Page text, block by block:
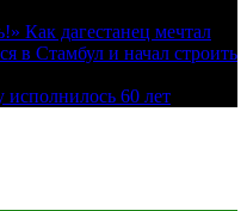
Как дагестанец мечтал
в Стамбул и начал строить
60 лет